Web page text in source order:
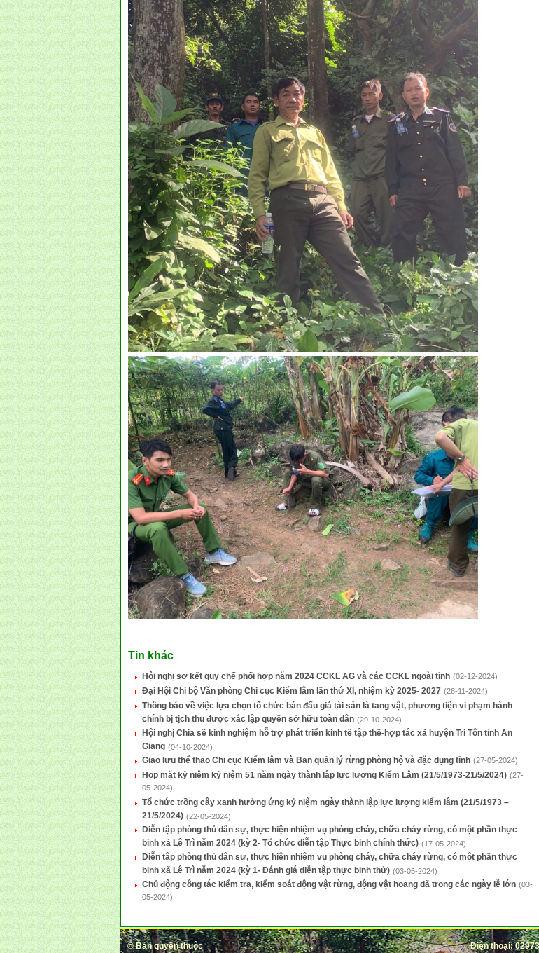
Tin khác
Hội nghị sơ kết quy chế phối hợp năm 2024 CCKL AG và các CCKL ngoài tỉnh (02-12-2024)
Đại Hội Chi bộ Văn phòng Chi cục Kiểm lâm lần thứ XI, nhiệm kỳ 2025- 2027 (28-11-2024)
Thông báo về việc lựa chọn tổ chức bán đấu giá tài sản là tang vật, phương tiện vi phạm hành
chính bị tịch thu được xác lập quyền sở hữu toàn dân (29-10-2024)
Hội nghị Chia sẽ kinh nghiệm hỗ trợ phát triển kinh tế tập thế-hợp tác xã huyện Tri Tôn tỉnh An
Giang (04-10-2024)
Giao lưu thể thao Chi cục Kiểm lâm và Ban quản lý rừng phòng hộ và đặc dụng tỉnh (27-05-2024)
Họp mặt kỷ niệm kỷ niệm 51 năm ngày thành lập lực lượng Kiểm Lâm (21/5/1973-21/5/2024) (27-
05-2024)
Tổ chức trồng cây xanh hưởng ứng kỷ niệm ngày thành lập lực lượng kiểm lâm (21/5/1973 –
21/5/2024) (22-05-2024)
Diễn tập phòng thủ dân sự, thực hiện nhiệm vụ phòng cháy, chữa cháy rừng, có một phần thực
binh xã Lê Trì năm 2024 (kỳ 2- Tổ chức diễn tập Thực binh chính thức) (17-05-2024)
Diễn tập phòng thủ dân sự, thực hiện nhiệm vụ phòng cháy, chữa cháy rừng, có một phần thực
binh xã Lê Trì năm 2024 (kỳ 1- Đánh giá diễn tập thực binh thử) (03-05-2024)
Chủ động công tác kiểm tra, kiểm soát động vật rừng, động vật hoang dã trong các ngày lễ lớn (03-
05-2024)
© Bản quyền thuộc Điện thoại: